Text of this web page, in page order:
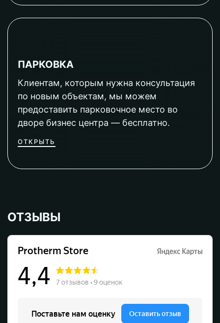
ПАРКОВКА
Клиентам, которым нужна консультация
по новым объектам, мы можем
предоставить парковочное место во
дворе бизнес центра — бесплатно.
ОТКРЫТЬ
ОТЗЫВЫ